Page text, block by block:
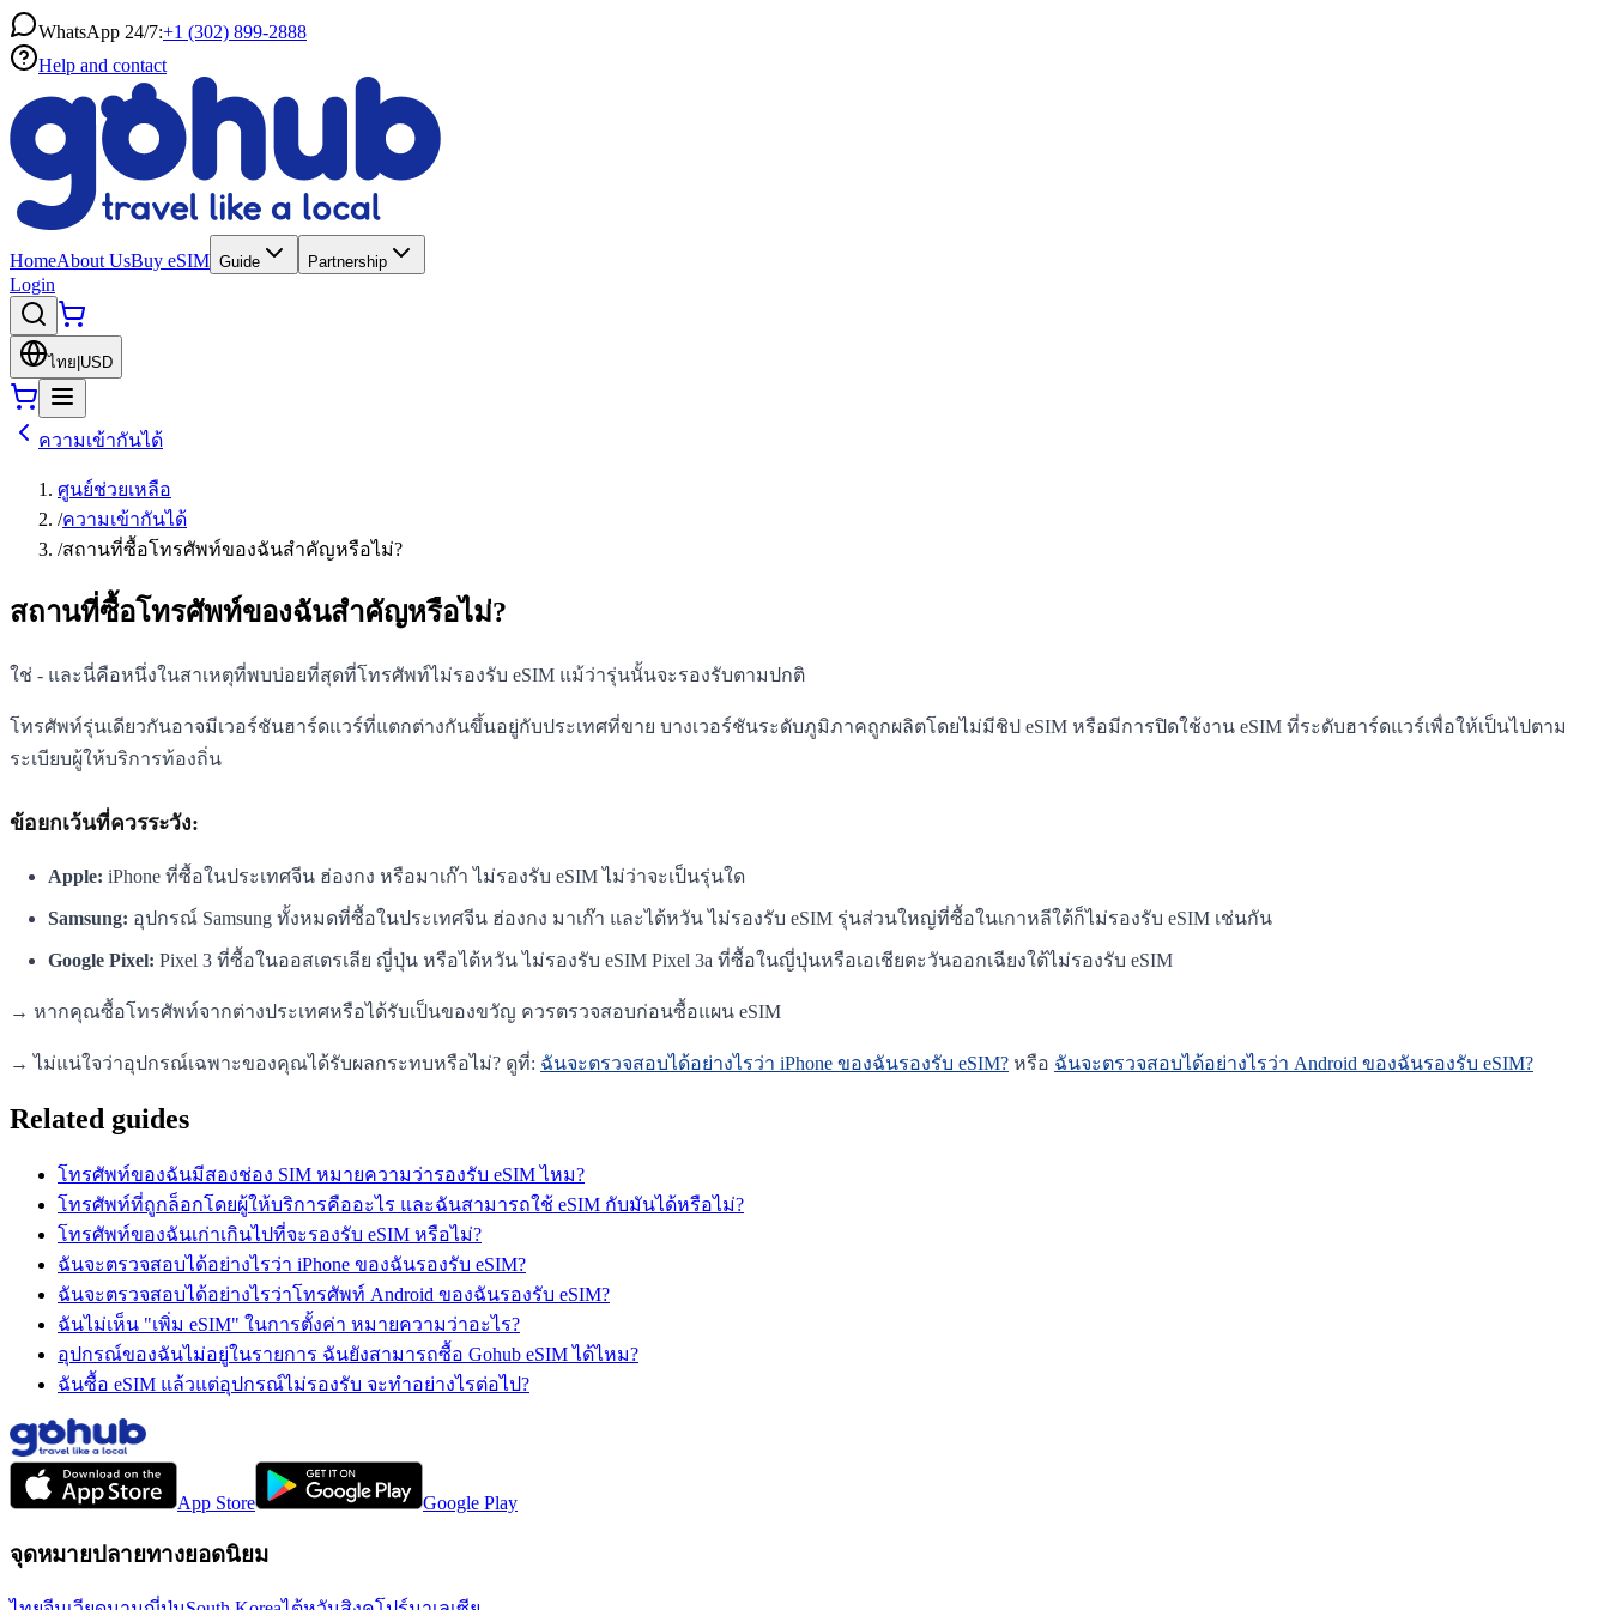
WhatsApp 24/7:+1 (302) 899-2888
Help and contact
HomeAbout UsBuy eSIM Guide Partnership
Login
ไทย USD
ความเข้ากันได้
ศูนย์ช่วยเหลือ
/ความเข้ากันได้
/สถานที่ซื้อโทรศัพท์ของฉันสำคัญหรือไม่?
สถานที่ซื้อโทรศัพท์ของฉันสำคัญหรือไม่?
ใช่ - และนี่คือหนึ่งในสาเหตุที่พบบ่อยที่สุดที่โทรศัพท์ไม่รองรับ eSIM แม้ว่ารุ่นนั้นจะรองรับตามปกติ
โทรศัพท์รุ่นเดียวกันอาจมีเวอร์ชันฮาร์ดแวร์ที่แตกต่างกันขึ้นอยู่กับประเทศที่ขาย บางเวอร์ชันระดับภูมิภาคถูกผลิตโดยไม่มีชิป eSIM หรือมีการปิดใช้งาน eSIM ที่ระดับฮาร์ดแวร์เพื่อให้เป็นไปตาม
ระเบียบผู้ให้บริการท้องถิ่น
ข้อยกเว้นที่ควรระวัง:
Apple: iPhone ที่ซื้อในประเทศจีน ฮ่องกง หรือมาเก๊า ไม่รองรับ eSIM ไม่ว่าจะเป็นรุ่นใด
Samsung: อุปกรณ์ Samsung ทั้งหมดที่ซื้อในประเทศจีน ฮ่องกง มาเก๊า และไต้หวัน ไม่รองรับ eSIM รุ่นส่วนใหญ่ที่ซื้อในเกาหลีใต้ก็ไม่รองรับ eSIM เช่นกัน
Google Pixel: Pixel 3 ที่ซื้อในออสเตรเลีย ญี่ปุ่น หรือไต้หวัน ไม่รองรับ eSIM Pixel 3a ที่ซื้อในญี่ปุ่นหรือเอเชียตะวันออกเฉียงใต้ไม่รองรับ eSIM
→ หากคุณซื้อโทรศัพท์จากต่างประเทศหรือได้รับเป็นของขวัญ ควรตรวจสอบก่อนซื้อแผน eSIM
→ ไม่แน่ใจว่าอุปกรณ์เฉพาะของคุณได้รับผลกระทบหรือไม่? ดูที่: ฉันจะตรวจสอบได้อย่างไรว่า iPhone ของฉันรองรับ eSIM? หรือ ฉันจะตรวจสอบได้อย่างไรว่า Android ของฉันรองรับ eSIM?
Related guides
โทรศัพท์ของฉันมีสองช่อง SIM หมายความว่ารองรับ eSIM ไหม?
โทรศัพท์ที่ถูกล็อกโดยผู้ให้บริการคืออะไร และฉันสามารถใช้ eSIM กับมันได้หรือไม่?
โทรศัพท์ของฉันเก่าเกินไปที่จะรองรับ eSIM หรือไม่?
ฉันจะตรวจสอบได้อย่างไรว่า iPhone ของฉันรองรับ eSIM?
ฉันจะตรวจสอบได้อย่างไรว่าโทรศัพท์ Android ของฉันรองรับ eSIM?
ฉันไม่เห็น "เพิ่ม eSIM" ในการตั้งค่า หมายความว่าอะไร?
อุปกรณ์ของฉันไม่อยู่ในรายการ ฉันยังสามารถซื้อ Gohub eSIM ได้ไหม?
ฉันซื้อ eSIM แล้วแต่อุปกรณ์ไม่รองรับ จะทำอย่างไรต่อไป?
App Store Google Play
จุดหมายปลายทางยอดนิยม